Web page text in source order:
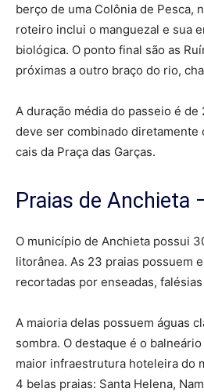
berço de uma Colônia de Pesca,
roteiro inclui o manguezal e sua
biológica. O ponto final são as
próximas a outro braço do rio,
A duração média do passeio é de
deve ser combinado diretamente
cais da Praça das Garças.
Praias de Anchieta
O município de Anchieta possui
litorânea. As 23 praias possuem
recortadas por enseadas,
A maioria delas possuem águas
sombra. O destaque é o
maior infraestrutura hoteleira do
4 belas praias: Santa Helena,